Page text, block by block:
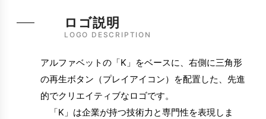
ロゴ説明
LOGO DESCRIPTION
アルファベットの「K」をベースに、右側に三角形
の再生ボタン（プレイアイコン）を配置した、先進
的でクリエイティブなロゴです。
「K」は企業が持つ技術力と専門性を表現しま